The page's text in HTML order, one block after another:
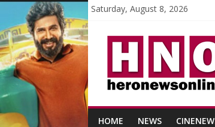
Saturday, August 8, 2026
HOME NEWS